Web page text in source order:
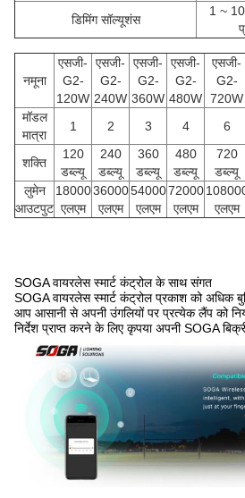
डिमिंग सॉल्यूशंस
1 ~
नमूना
एसजी-
G2-
120W
एसजी-
G2-
240W
एसजी-
G2-
360W
एसजी-
G2-
480W
एसजी-
G2-
720W
मॉडल
मात्रा
1 2 3 4 6
शक्ति
120
डब्ल्यू
240
डब्ल्यू
360
डब्ल्यू
480
डब्ल्यू
720
डब्ल्यू
लुमेन
आउटपुट
18000
एलएम
36000
एलएम
54000
एलएम
72000
एलएम
एलएम
SOGA वायरलेस स्मार्ट कंट्रोल के साथ संगत
SOGA वायरलेस स्मार्ट कंट्रोल प्रकाश को अधिक
आप आसानी से अपनी उंगलियों पर प्रत्येक लैंप को
निर्देश प्राप्त करने के लिए कृपया अपनी SOGA